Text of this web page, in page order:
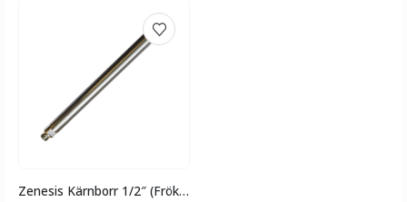
Zenesis Kärnborr 1/2″ (Fröken)